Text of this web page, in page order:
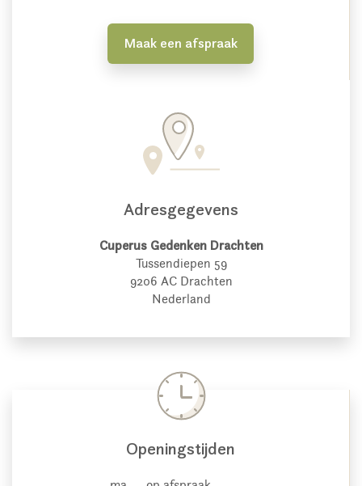
Maak een afspraak
Adresgegevens
Cuperus Gedenken Drachten
Tussendiepen 59
9206 AC Drachten
Nederland
Openingstijden